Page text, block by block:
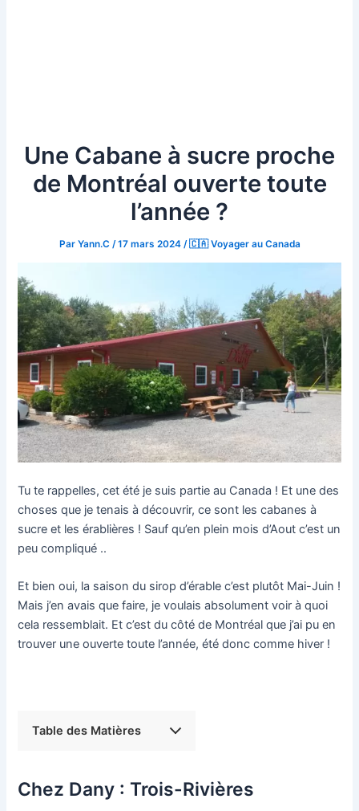
Une Cabane à sucre proche
de Montréal ouverte toute
l’année ?
Par Yann.C /17 mars 2024 /🇨🇦 Voyager au Canada
Tu te rappelles, cet été je suis partie au Canada ! Et une des
choses que je tenais à découvrir, ce sont les cabanes à
sucre et les érablières ! Sauf qu’en plein mois d’Aout c’est un
peu compliqué ..
Et bien oui, la saison du sirop d’érable c’est plutôt Mai-Juin !
Mais j’en avais que faire, je voulais absolument voir à quoi
cela ressemblait. Et c’est du côté de Montréal que j’ai pu en
trouver une ouverte toute l’année, été donc comme hiver !
Table des Matières
Chez Dany : Trois-Rivières